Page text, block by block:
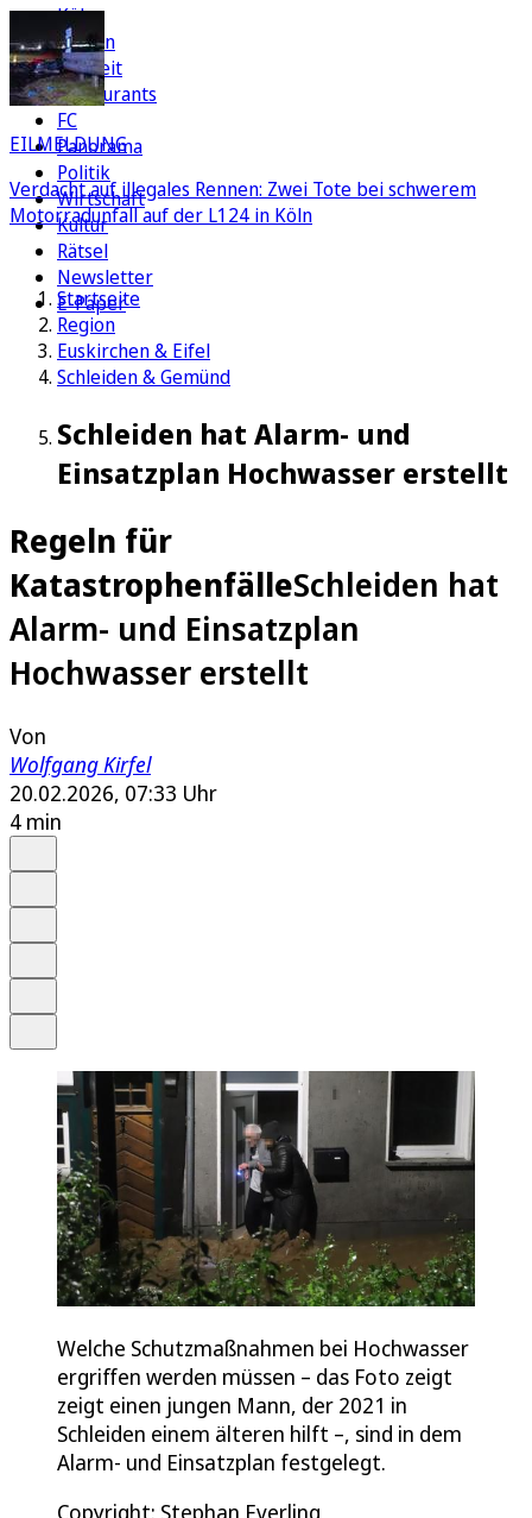
Köln
Region
Freizeit
Restaurants
FC
Panorama
Politik
Wirtschaft
Kultur
Rätsel
Newsletter
E-Paper
EILMELDUNG
Verdacht auf illegales Rennen: Zwei Tote bei schwerem
Motorradunfall auf der L124 in Köln
Startseite
Region
Euskirchen & Eifel
Schleiden & Gemünd
Schleiden hat Alarm- und
Einsatzplan Hochwasser erstellt
Regeln für
KatastrophenfälleSchleiden hat
Alarm- und Einsatzplan
Hochwasser erstellt
Von
Wolfgang Kirfel
20.02.2026, 07:33 Uhr
4 min
Welche Schutzmaßnahmen bei Hochwasser
ergriffen werden müssen – das Foto zeigt
zeigt einen jungen Mann, der 2021 in
Schleiden einem älteren hilft –, sind in dem
Alarm- und Einsatzplan festgelegt.
Copyright: Stephan Everling